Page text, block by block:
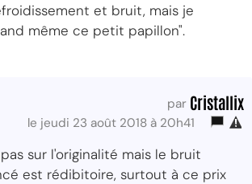
et bruit, mais je
même ce petit papillon".
par Cristallix
le jeudi 23 août 2018 à 20h41
sur l'originalité mais le bruit
est rédibitoire, surtout à ce prix